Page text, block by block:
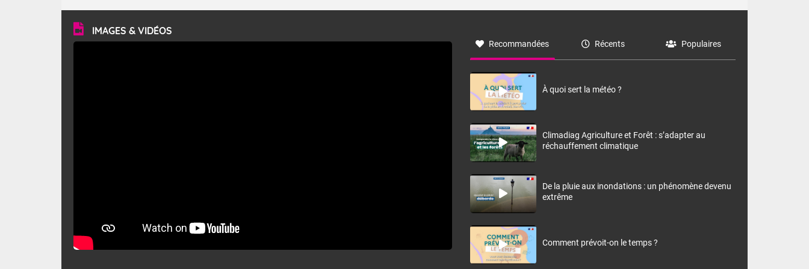
vitesse moyenne de 50 km/h et atteindre 80 à 100 km/h
en rafales, parfois davantage. Il parcourt la basse vallée
du Rhône et la Provence et envahit le littoral
méditerranéen à partir de la Camargue.
à nord-ouest, dans un secteur qui part du Roussillon à la
monts, en allusion aux régions montagneuses d’où
IMAGES & VIDÉOS
Recommandées Récents Populaires
À quoi sert la météo ?
Climadiag Agriculture et Forêt : s’adapter au
réchauffement climatique
De la pluie aux inondations : un phénomène devenu
extrême
Comment prévoit-on le temps ?